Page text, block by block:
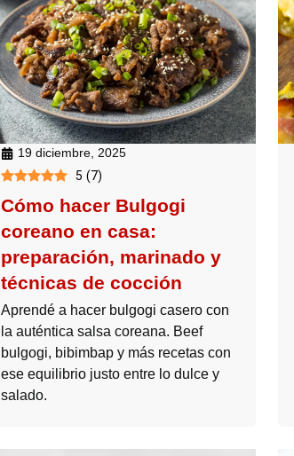
19 diciembre, 2025
5 (7)
Cómo hacer Bulgogi
coreano en casa:
preparación, marinado y
técnicas de cocción
Aprendé a hacer bulgogi casero con
la auténtica salsa coreana. Beef
bulgogi, bibimbap y más recetas con
ese equilibrio justo entre lo dulce y
salado.